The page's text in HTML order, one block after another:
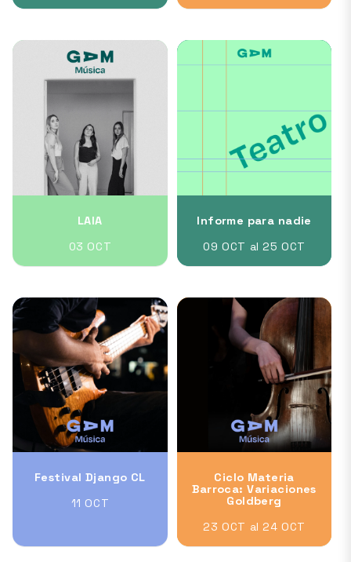
LAIA
03 OCT
Informe para nadie
09 OCT al 25 OCT
Festival Django CL
11 OCT
Ciclo Materia
Barroca: Variaciones
Goldberg
23 OCT al 24 OCT